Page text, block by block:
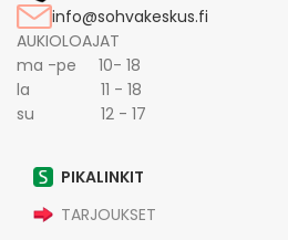
info@sohvakeskus.fi
AUKIOLOAJAT
ma -pe 10- 18
la 11 - 18
su 12 - 17
PIKALINKIT
TARJOUKSET